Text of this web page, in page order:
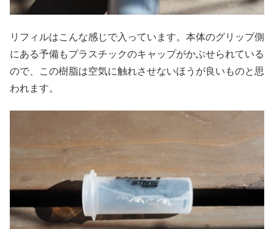
リフィルはこんな感じで入っています。本体のグリップ側
にある予備もプラスチックのキャップがかぶせられている
ので、この樹脂は空気に触れさせないほうが良いものと思
われます。